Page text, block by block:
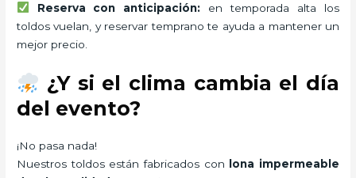
Reserva con anticipación: en temporada alta los
toldos vuelan, y reservar temprano te ayuda a mantener un
mejor precio.
¿Y si el clima cambia el día
del evento?
¡No pasa nada!
Nuestros toldos están fabricados con
lona impermeable